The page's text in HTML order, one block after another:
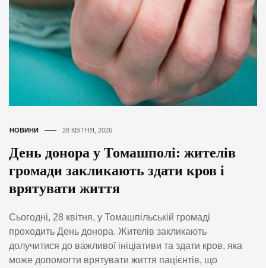
НОВИНИ 28 КВІТНЯ, 2026
День донора у Томашполі: жителів
громади закликають здати кров і
врятувати життя
Сьогодні, 28 квітня, у Томашпільській громаді
проходить День донора. Жителів закликають
долучитися до важливої ініціативи та здати кров, яка
може допомогти врятувати життя пацієнтів, що